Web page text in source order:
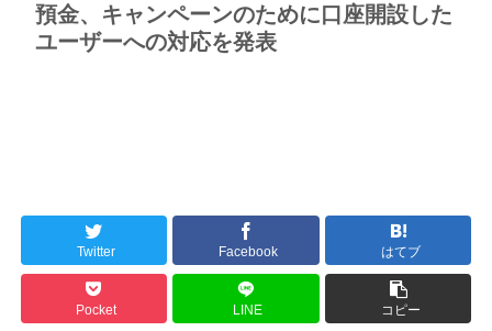
預金、キャンペーンのために口座開設した
ユーザーへの対応を発表
Twitter Facebook はてブ
Pocket LINE コピー